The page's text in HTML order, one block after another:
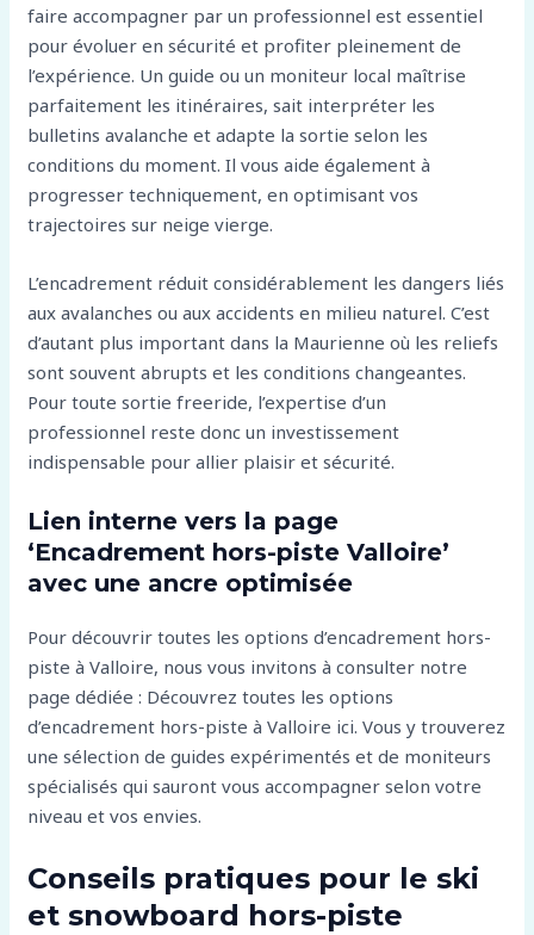
faire accompagner par un professionnel est essentiel
pour évoluer en sécurité et profiter pleinement de
l’expérience. Un guide ou un moniteur local maîtrise
parfaitement les itinéraires, sait interpréter les
bulletins avalanche et adapte la sortie selon les
conditions du moment. Il vous aide également à
progresser techniquement, en optimisant vos
trajectoires sur neige vierge.
L’encadrement réduit considérablement les dangers liés
aux avalanches ou aux accidents en milieu naturel. C’est
d’autant plus important dans la Maurienne où les reliefs
sont souvent abrupts et les conditions changeantes.
Pour toute sortie freeride, l’expertise d’un
professionnel reste donc un investissement
indispensable pour allier plaisir et sécurité.
Lien interne vers la page
‘Encadrement hors-piste Valloire’
avec une ancre optimisée
Pour découvrir toutes les options d’encadrement hors-
piste à Valloire, nous vous invitons à consulter notre
page dédiée : Découvrez toutes les options
d’encadrement hors-piste à Valloire ici. Vous y trouverez
une sélection de guides expérimentés et de moniteurs
spécialisés qui sauront vous accompagner selon votre
niveau et vos envies.
Conseils pratiques pour le ski
et snowboard hors-piste